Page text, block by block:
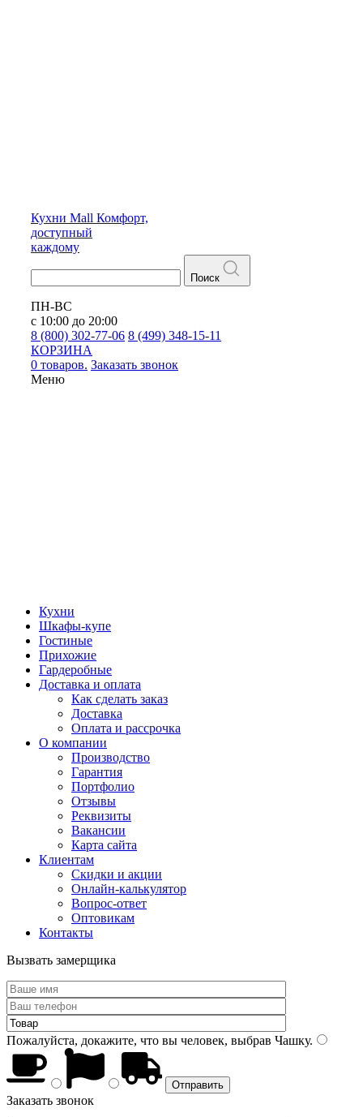
Кухни Mall Комфорт,
доступный
каждому
Поиск
ПН-ВС
с 10:00 до 20:00
8 (800) 302-77-06 8 (499) 348-15-11
КОРЗИНА
0 товаров. Заказать звонок
Меню
Кухни
Шкафы-купе
Гостиные
Прихожие
Гардеробные
Доставка и оплата
Как сделать заказ
Доставка
Оплата и рассрочка
О компании
Производство
Гарантия
Портфолио
Отзывы
Реквизиты
Вакансии
Карта сайта
Клиентам
Скидки и акции
Онлайн-калькулятор
Вопрос-ответ
Оптовикам
Контакты
Вызвать замерщика
Пожалуйста, докажите, что вы человек, выбрав Чашку.
Заказать звонок